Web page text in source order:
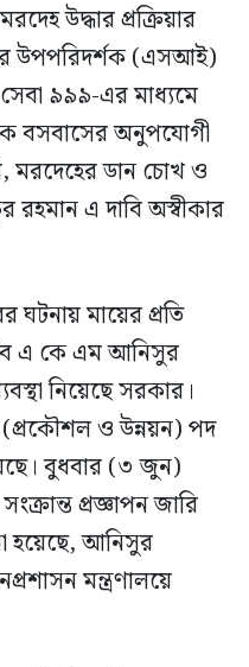
উদ্ধার প্রক্রিয়ার
উপপরিদর্শক (এসআই)
৯৯৯-এর মাধ্যমে
বসবাসের অনুপযোগী
মরদেহের ডান চোখ ও
এ দাবি অস্বীকার
ঘটনায় মায়ের প্রতি
এ কে এম আনিসুর
নিয়েছে সরকার।
(প্রকৌশল ও উন্নয়ন) পদ
বুধবার (৩ জুন)
প্রজ্ঞাপন জারি
হয়েছে, আনিসুর
মন্ত্রণালয়ে